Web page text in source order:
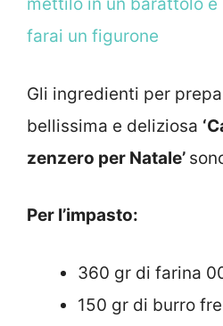
mettilo in un barattolo e
farai un figurone
Gli ingredienti per
bellissima e deliziosa
zenzero per Natale’
Per l’impasto:
360 gr di farina
150 gr di burro